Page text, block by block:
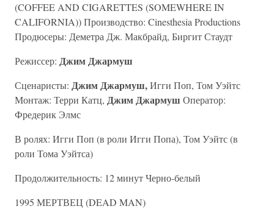
(COFFEE AND CIGARETTES (SOMEWHERE IN
CALIFORNIA)) Производство: Cinesthesia Productions
Продюсеры: Деметра Дж. Макбрайд, Биргит Стаудт
Режиссер: Джим Джармуш
Сценаристы: Джим Джармуш,Игги Поп, Том Уэйтс
Монтаж: Терри Катц, Джим Джармуш Оператор:
Фредерик Элмс
В ролях: Игги Поп (в роли Игги Попа), Том Уэйтс (в
роли Тома Уэйтса)
Продолжительность: 12 минут Черно-белый
1995 МЕРТВЕЦ (DEAD MAN)